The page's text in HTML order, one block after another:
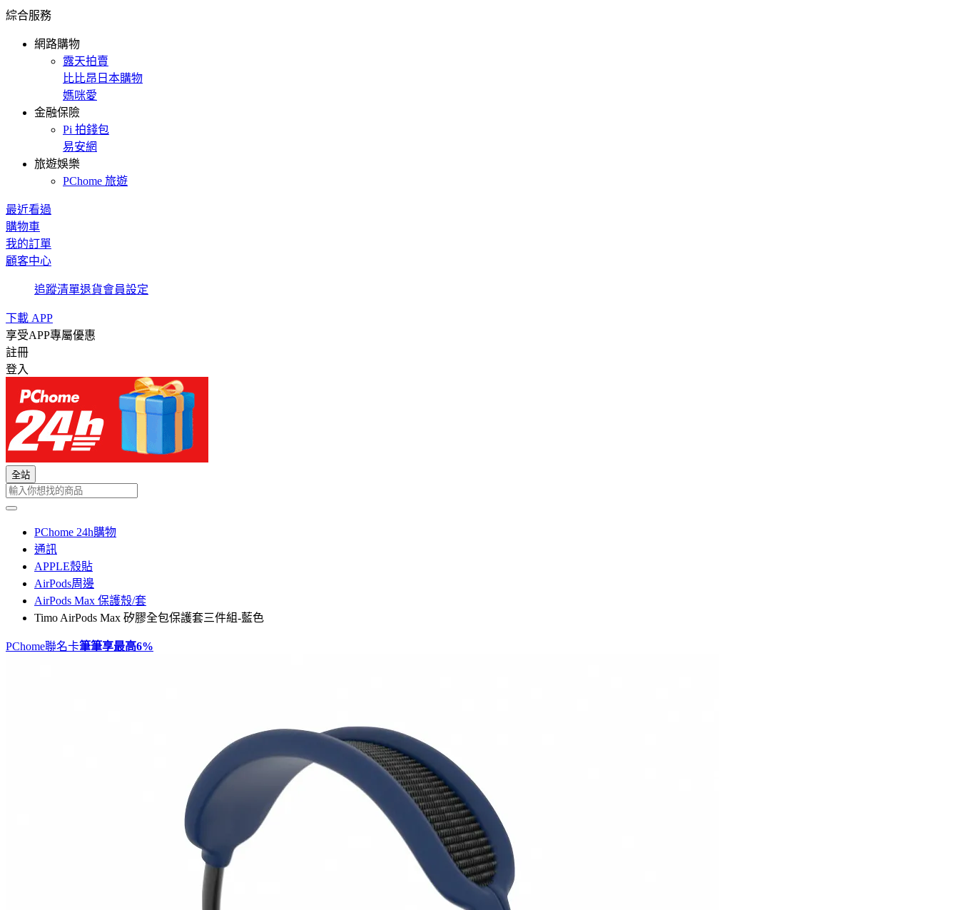
綜合服務
網路購物
露天拍賣
比比昂日本購物
媽咪愛
金融保險
Pi 拍錢包
易安網
旅遊娛樂
PChome 旅遊
最近看過
購物車
我的訂單
顧客中心
追蹤清單退貨會員設定
下載 APP
享受APP專屬優惠
註冊
登入
全站
PChome 24h購物
通訊
APPLE殼貼
AirPods周邊
AirPods Max 保護殼/套
Timo AirPods Max 矽膠全包保護套三件組-藍色
PChome聯名卡筆筆享最高6%